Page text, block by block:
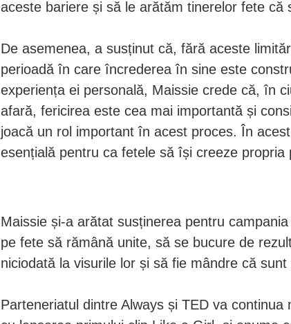
aceste bariere și să le arătăm tinerelor fete că
De asemenea, a susținut că, fără aceste
perioadă în care încrederea în sine este
experiența ei personală, Maissie crede că, în
afară, fericirea este cea mai importantă și
joacă un rol important în acest proces. În
esențială pentru ca fetele să își creeze propria
Maissie și-a arătat susținerea pentru
pe fete să rămână unite, să se bucure de
niciodată la visurile lor și să fie mândre că sunt
Parteneriatul dintre Always și TED va